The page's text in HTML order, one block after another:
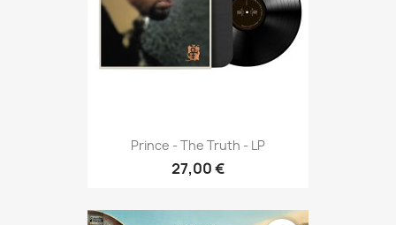
Prince - The Truth - LP
27,00 €